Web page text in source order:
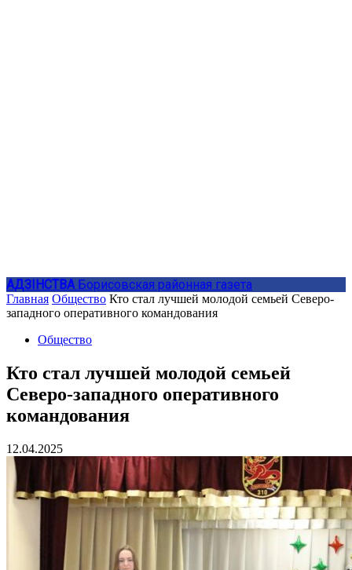
АДЗIНСТВА Борисовская районная газета
Главная Общество Кто стал лучшей молодой семьей Северо-
западного оперативного командования
Общество
Кто стал лучшей молодой семьей
Северо-западного оперативного
командования
12.04.2025